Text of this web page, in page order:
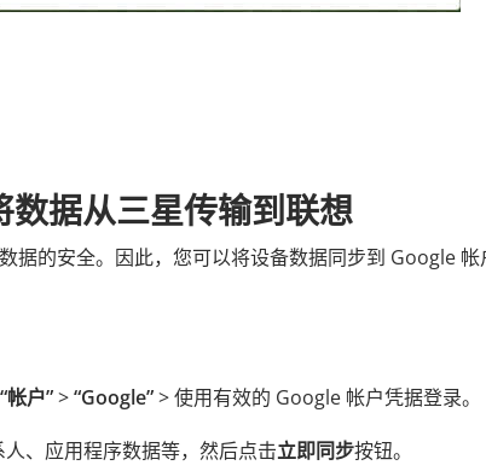
据从三星传输到联想
的安全。因此，您可以将设备数据同步到 Google 帐
“帐户”>“Google”> 使用有效的 Google 帐户凭据登录。
、应用程序数据等，然后点击立即同步按钮。